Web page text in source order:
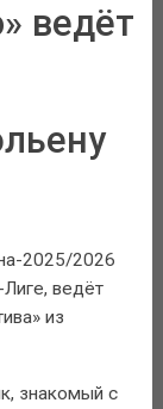
ведёт
2025/2026
ведёт
из
знакомый с